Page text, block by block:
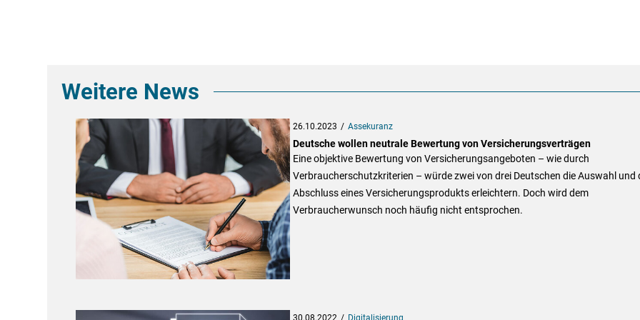
Weitere News
26.10.2023 Assekuranz
Deutsche wollen neutrale Bewertung von Versicherungsverträgen
Eine objektive Bewertung von Versicherungsangeboten – wie durch
Verbraucherschutzkriterien – würde zwei von drei Deutschen die Auswahl und
Abschluss eines Versicherungsprodukts erleichtern. Doch wird dem
Verbraucherwunsch noch häufig nicht entsprochen.
30.08.2022 Digitalisierung